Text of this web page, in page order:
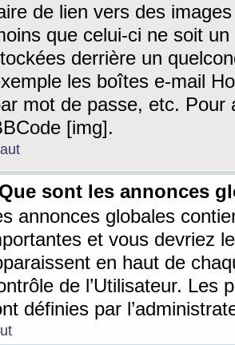
de lien vers des
que celui-ci ne soit
derrière un
les boîtes e-mail
mot de passe, etc. Pour
[img].
sont les annonces
annonces globales
et vous devriez
en haut de
de l’Utilisateur. Les
définies par